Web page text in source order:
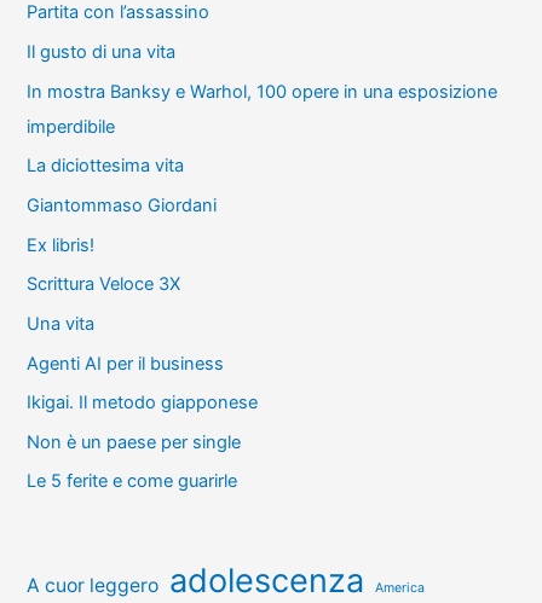
Partita con l’assassino
Il gusto di una vita
In mostra Banksy e Warhol, 100 opere in una esposizione
imperdibile
La diciottesima vita
Giantommaso Giordani
Ex libris!
Scrittura Veloce 3X
Una vita
Agenti AI per il business
Ikigai. Il metodo giapponese
Non è un paese per single
Le 5 ferite e come guarirle
A cuor leggero adolescenza America